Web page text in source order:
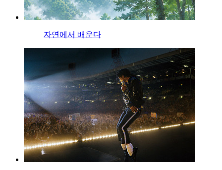
자연에서 배운다